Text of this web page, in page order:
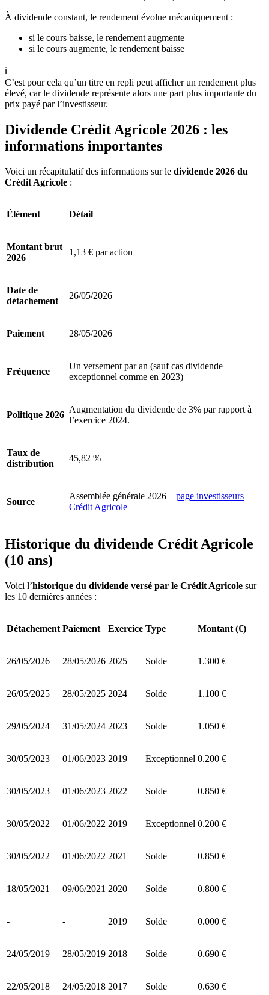
À dividende constant, le rendement évolue mécaniquement :
si le cours baisse, le rendement augmente
si le cours augmente, le rendement baisse
ℹ️
C’est pour cela qu’un titre en repli peut afficher un rendement plus
élevé, car le dividende représente alors une part plus importante du
prix payé par l’investisseur.
Dividende Crédit Agricole 2026 : les
informations importantes
Voici un récapitulatif des informations sur le dividende 2026 du
Crédit Agricole :
Élément Détail
Montant brut
2026
1,13 € par action
Date de
détachement
26/05/2026
Paiement 28/05/2026
Fréquence
Un versement par an (sauf cas dividende
exceptionnel comme en 2023)
Politique 2026
Augmentation du dividende de 3% par rapport à
l’exercice 2024.
Taux de
distribution
45,82 %
Source
Assemblée générale 2026 – page investisseurs
Crédit Agricole
Historique du dividende Crédit Agricole
(10 ans)
Voici l’historique du dividende versé par le Crédit Agricole sur
les 10 dernières années :
Détachement Paiement Exercice Type Montant (€)
26/05/2026 28/05/2026 2025 Solde 1.300 €
26/05/2025 28/05/2025 2024 Solde 1.100 €
29/05/2024 31/05/2024 2023 Solde 1.050 €
30/05/2023 01/06/2023 2019 Exceptionnel 0.200 €
30/05/2023 01/06/2023 2022 Solde 0.850 €
30/05/2022 01/06/2022 2019 Exceptionnel 0.200 €
30/05/2022 01/06/2022 2021 Solde 0.850 €
18/05/2021 09/06/2021 2020 Solde 0.800 €
- - 2019 Solde 0.000 €
24/05/2019 28/05/2019 2018 Solde 0.690 €
22/05/2018 24/05/2018 2017 Solde 0.630 €